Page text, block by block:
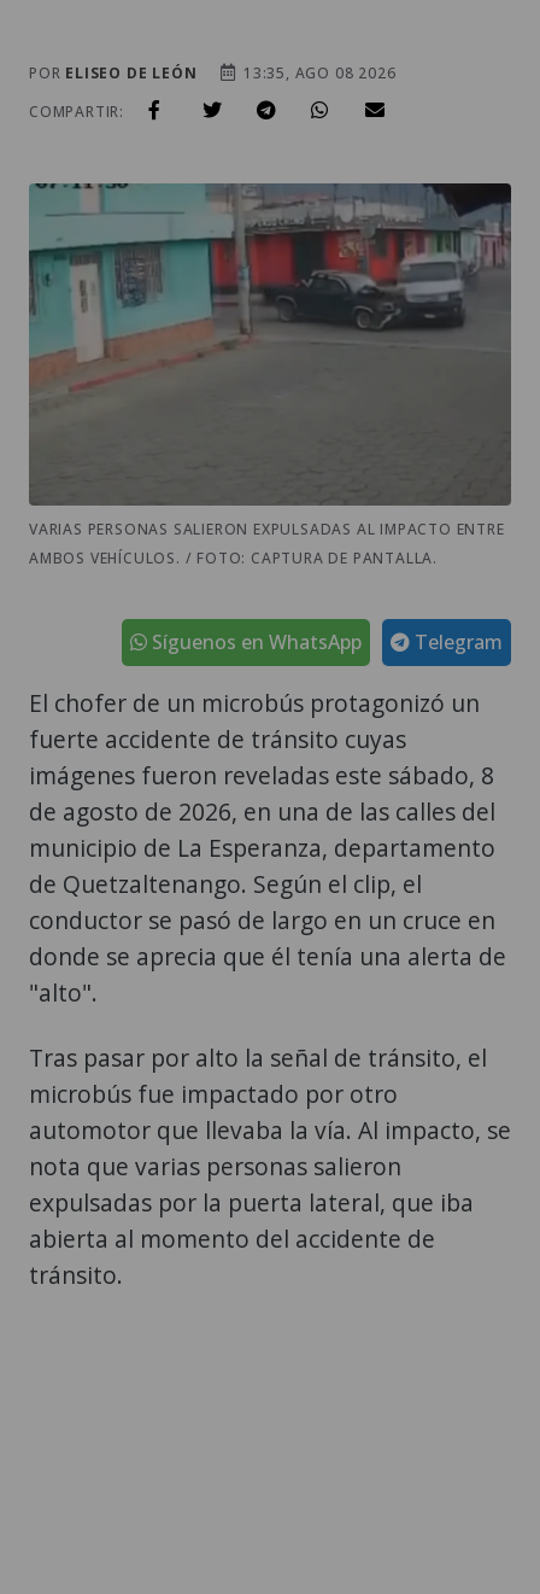
POR ELISEO DE LEÓN
13:35, AGO 08 2026
COMPARTIR:
VARIAS PERSONAS SALIERON EXPULSADAS AL IMPACTO ENTRE
AMBOS VEHÍCULOS. / FOTO: CAPTURA DE PANTALLA.
Telegram
Síguenos en WhatsApp
El chofer de un microbús protagonizó un
fuerte accidente de tránsito cuyas
imágenes fueron reveladas este sábado, 8
de agosto de 2026, en una de las calles del
municipio de La Esperanza, departamento
de Quetzaltenango. Según el clip, el
conductor se pasó de largo en un cruce en
donde se aprecia que él tenía una alerta de
"alto".
Tras pasar por alto la señal de tránsito, el
microbús fue impactado por otro
automotor que llevaba la vía. Al impacto, se
nota que varias personas salieron
expulsadas por la puerta lateral, que iba
abierta al momento del accidente de
tránsito.